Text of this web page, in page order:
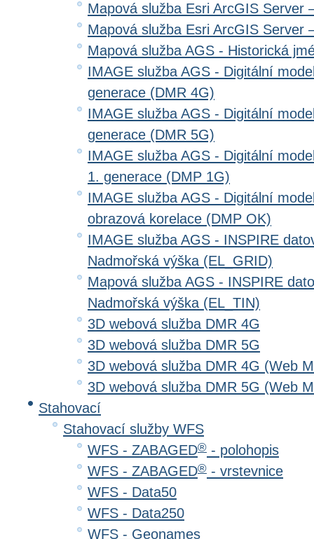
Mapová služba Esri ArcGIS Server
Mapová služba Esri ArcGIS Server
Mapová služba AGS - Historická
IMAGE služba AGS - Digitální
generace (DMR 4G)
IMAGE služba AGS - Digitální
generace (DMR 5G)
IMAGE služba AGS - Digitální
1. generace (DMP 1G)
IMAGE služba AGS - Digitální
obrazová korelace (DMP OK)
IMAGE služba AGS - INSPIRE
Nadmořská výška (EL_GRID)
Mapová služba AGS - INSPIRE
Nadmořská výška (EL_TIN)
3D webová služba DMR 4G
3D webová služba DMR 5G
3D webová služba DMR 4G (Web
3D webová služba DMR 5G (Web
Stahovací
Stahovací služby WFS
WFS - ZABAGED® - polohopis
WFS - ZABAGED® - vrstevnice
WFS - Data50
WFS - Data250
WFS - Geonames